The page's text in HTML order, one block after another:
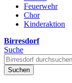
Feuerwehr
Chor
Kinderaktion
Birresdorf
Suche
Suchen